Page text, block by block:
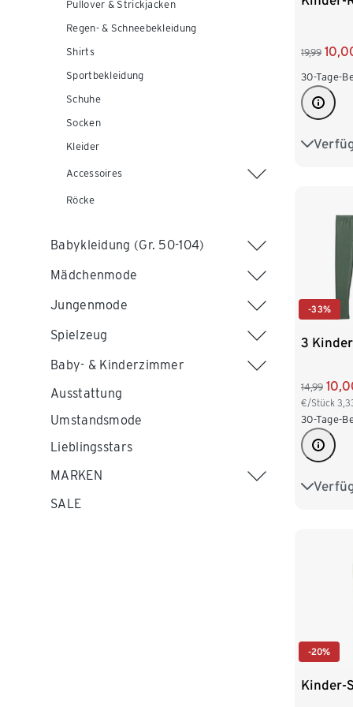
Pullover & Strickjacken
Regen- & Schneebekleidung
Shirts
Sportbekleidung
Schuhe
Socken
Kleider
Accessoires
Röcke
Babykleidung (Gr. 50-104)
Mädchenmode
Jungenmode
Spielzeug
Baby- & Kinderzimmer
Ausstattung
Umstandsmode
Lieblingsstars
MARKEN
SALE
19,99
30-Tage-
110/116
158/164
-33%
3
14,99
€/Stück
30-Tage-
122/128
-20%
Kinder-